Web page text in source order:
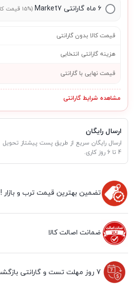
۶ ماه گارانتی Market7 (15% قیمت کالا)
قیمت کالا بدون گارانتی
هزینه گارانتی انتخابی
قیمت نهایی با گارانتی
مشاهده شرایط گارانتی
ارسال رایگان
ارسال رایگان سریع از طریق پست پیشتاز تحویل
4 تا 6 روز کاری.
تضمین بهترین قیمت ترب و بازار !
ضمانت اصالت کالا
7 روز مهلت تست و گارانتی بازگشت وجه